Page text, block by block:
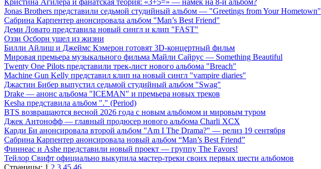
Кристина Агилера и фанатская теория: «3+5=» — намек на 8-й альбом?
Jonas Brothers представили седьмой студийный альбом — "Greetings from Your Hometown"
Сабрина Карпентер анонсировала альбом "Man’s Best Friend"
Деми Ловато представила новый сингл и клип "FAST"
Оззи Осборн ушел из жизни
Билли Айлиш и Джеймс Кэмерон готовят 3D-концертный фильм
Мировая премьера музыкального фильма Майли Сайрус — Something Beautiful
Twenty One Pilots представили трек-лист нового альбома "Breach"
Machine Gun Kelly представил клип на новый сингл "vampire diaries"
Джастин Бибер выпустил седьмой студийный альбом "Swag"
Drake — анонс альбома "ICEMAN" и премьера новых треков
Kesha представила альбом "." (Period)
BTS возвращаются весной 2026 года с новым альбомом и мировым туром
Джек Антонофф — главный продюсер нового альбома Charli XCX
Карди Би анонсировала второй альбом "Am I The Drama?" — релиз 19 сентября
Сабрина Карпентер анонсировала новый альбом “Man’s Best Friend”
Финнеас и Ashe представили новый проект — группу The Favors!
Тейлор Свифт официально выкупила мастер-треки своих первых шести альбомов
Страницы: 1 2 3 45 46